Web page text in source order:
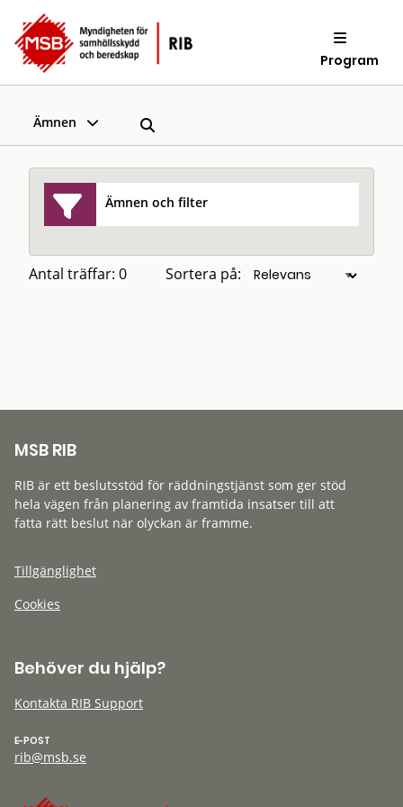
Program
Ämnen
Ämnen och filter
Antal träffar: 0 Sortera på:
MSB RIB
RIB är ett beslutsstöd för räddningstjänst som ger stöd
hela vägen från planering av framtida insatser till att
fatta rätt beslut när olyckan är framme.
Tillgänglighet
Cookies
Behöver du hjälp?
Kontakta RIB Support
E-POST
rib@msb.se